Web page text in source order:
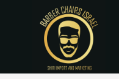
content